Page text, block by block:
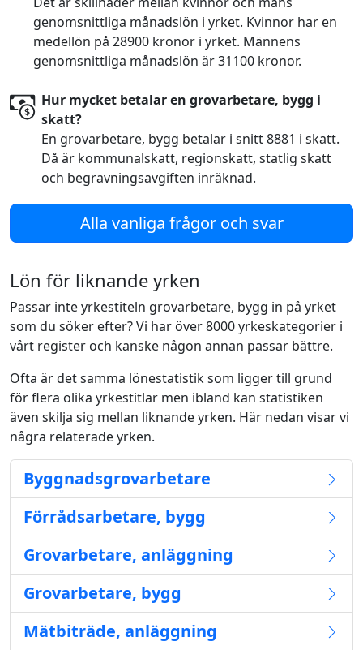
genomsnittliga månadslön i yrket. Kvinnor har en
medellön på 28900 kronor i yrket. Männens
genomsnittliga månadslön är 31100 kronor.
Hur mycket betalar en grovarbetare, bygg i
skatt?
En grovarbetare, bygg betalar i snitt 8881 i skatt.
Då är kommunalskatt, regionskatt, statlig skatt
och begravningsavgiften inräknad.
Alla vanliga frågor och svar
Lön för liknande yrken
Passar inte yrkestiteln grovarbetare, bygg in på yrket
som du söker efter? Vi har över 8000 yrkeskategorier i
vårt register och kanske någon annan passar bättre.
Ofta är det samma lönestatistik som ligger till grund
för flera olika yrkestitlar men ibland kan statistiken
även skilja sig mellan liknande yrken. Här nedan visar vi
några relaterade yrken.
Byggnadsgrovarbetare
Förrådsarbetare, bygg
Grovarbetare, anläggning
Grovarbetare, bygg
Mätbiträde, anläggning